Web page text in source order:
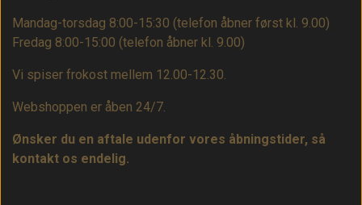
Mandag-torsdag 8:00-15:30 (telefon åbner først kl. 9.00)
Fredag 8:00-15:00 (telefon åbner kl. 9.00)
Vi spiser frokost mellem 12.00-12.30.
Webshoppen er åben 24/7.
Ønsker du en aftale udenfor vores åbningstider, så
kontakt os endelig.